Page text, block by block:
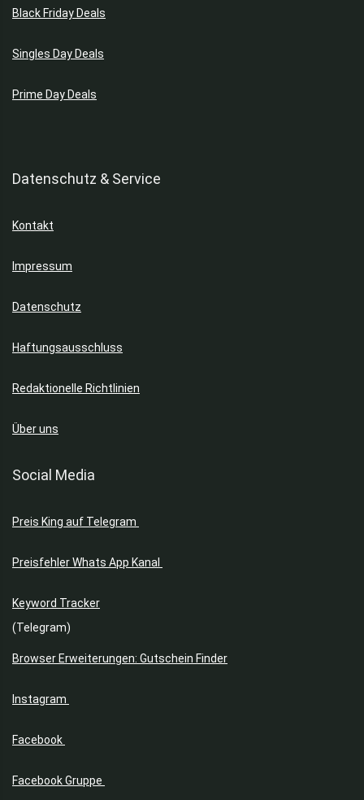
Black Friday Deals
Singles Day Deals
Prime Day Deals
Datenschutz & Service
Kontakt
Impressum
Datenschutz
Haftungsausschluss
Redaktionelle Richtlinien
Über uns
Social Media
Preis King auf Telegram
Preisfehler Whats App Kanal
Keyword Tracker
(Telegram)
Browser Erweiterungen: Gutschein Finder
Instagram
Facebook
Facebook Gruppe